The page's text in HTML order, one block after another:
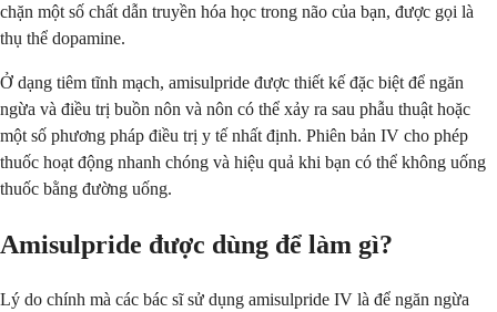
chặn một số chất dẫn truyền hóa học trong não của bạn, được gọi là
thụ thể dopamine.
Ở dạng tiêm tĩnh mạch, amisulpride được thiết kế đặc biệt để ngăn
ngừa và điều trị buồn nôn và nôn có thể xảy ra sau phẫu thuật hoặc
một số phương pháp điều trị y tế nhất định. Phiên bản IV cho phép
thuốc hoạt động nhanh chóng và hiệu quả khi bạn có thể không uống
thuốc bằng đường uống.
Amisulpride được dùng để làm gì?
Lý do chính mà các bác sĩ sử dụng amisulpride IV là để ngăn ngừa